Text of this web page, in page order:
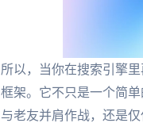
所以，当你在搜索引擎
框架。它不只是一个简
与老友并肩作战，还是